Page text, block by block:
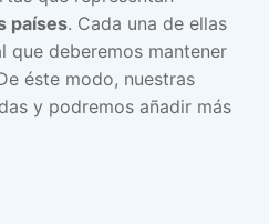
países. Cada una de ellas
que deberemos mantener
éste modo, nuestras
y podremos añadir más